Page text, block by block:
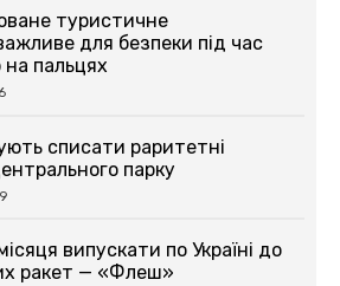
туристичне
для безпеки під час
на пальцях
списати раритетні
парку
випускати по Україні до
ракет — «Флеш»